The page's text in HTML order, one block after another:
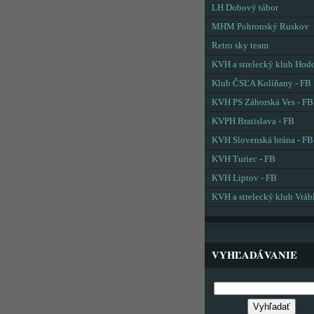
LH Dobový tábor
MHM Pohronský Ruskov
Retro sky team
KVH a strelecký klub
Klub ČSĽA Kolíňany - FB
KVH PS Záhorská Ves - FB
KVPH Bratislava - FB
KVH Slovenská brána - FB
KVH Turiec - FB
KVH Liptov - FB
KVH a strelecký klub
VYHĽADÁVANIE